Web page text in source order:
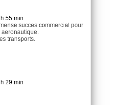
55 min
succes commercial pour
transports.
29 min